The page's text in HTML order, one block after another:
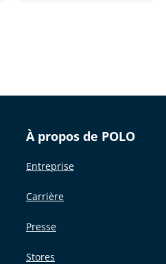
À propos de POLO
Entreprise
Carrière
Presse
Stores